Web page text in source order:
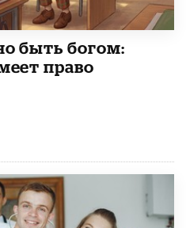
быть богом:
право